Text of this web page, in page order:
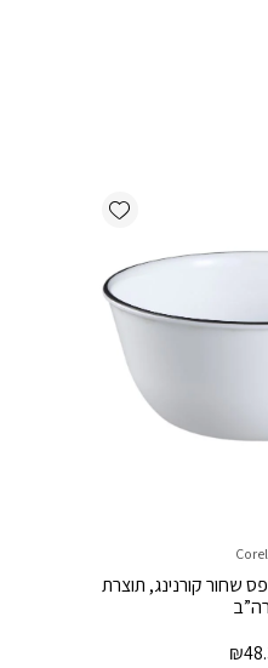
Add wishlist
828 מ”ל פס שחור קורנינג, תוצרת
₪